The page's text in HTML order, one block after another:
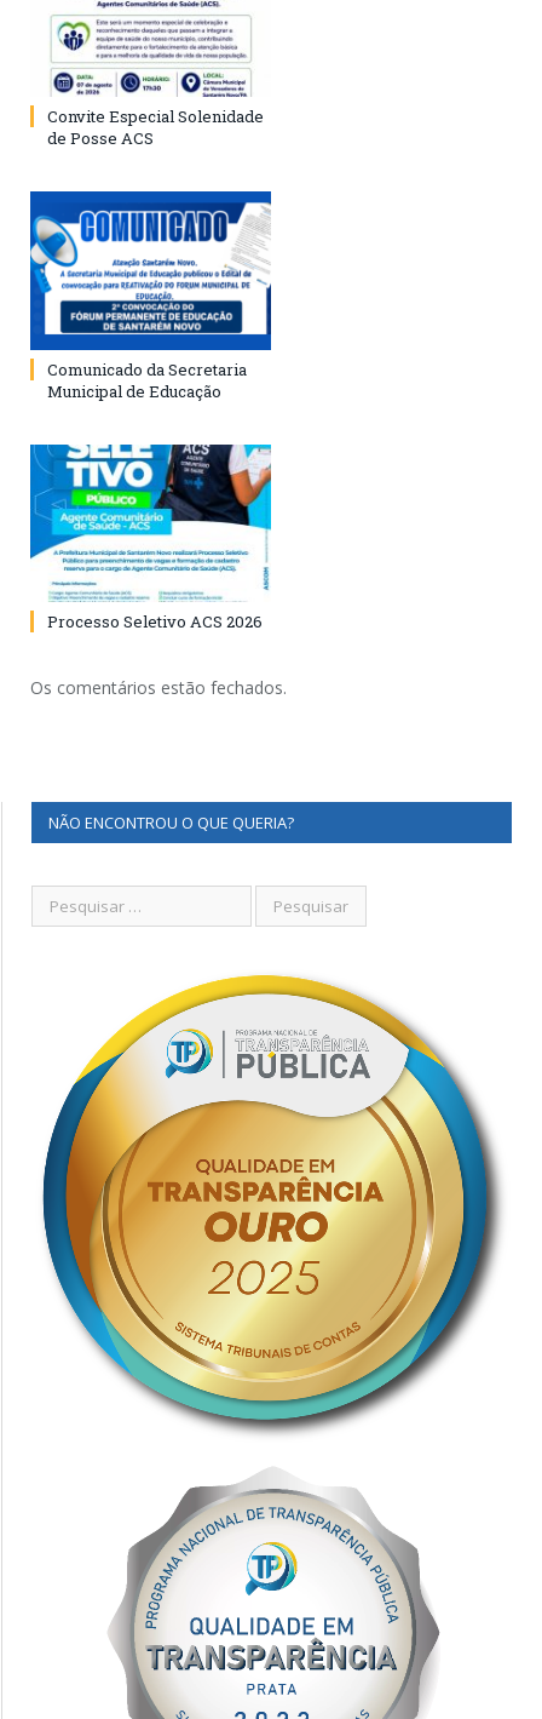
Convite Especial Solenidade
de Posse ACS
Comunicado da Secretaria
Municipal de Educação
Processo Seletivo ACS 2026
Os comentários estão fechados.
NÃO ENCONTROU O QUE QUERIA?